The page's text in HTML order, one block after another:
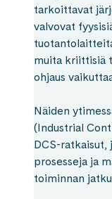
tarkoittavat
valvovat
muita kriittisiä
ohjaus
Näiden
(Industrial
DCS-ratkaisut,
prosesseja ja
toiminnan